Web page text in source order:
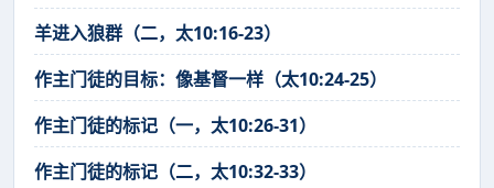
羊进入狼群（二，太10:16-23）
作主门徒的目标：像基督一样（太10:24-25）
作主门徒的标记（一，太10:26-31）
作主门徒的标记（二，太10:32-33）